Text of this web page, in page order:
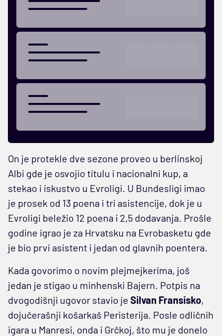
On je protekle dve sezone proveo u berlinskoj
Albi gde je osvojio titulu i nacionalni kup, a
stekao i iskustvo u Evroligi. U Bundesligi imao
je prosek od 13 poena i tri asistencije, dok je u
Evroligi beležio 12 poena i 2,5 dodavanja. Prošle
godine igrao je za Hrvatsku na Evrobasketu gde
je bio prvi asistent i jedan od glavnih poentera.
Kada govorimo o novim plejmejkerima, još
jedan je stigao u minhenski Bajern. Potpis na
dvogodišnji ugovor stavio je Silvan Fransisko,
dojučerašnji košarkaš Peristerija. Posle odličnih
igara u Manresi, onda i Grčkoj, što mu je donelo